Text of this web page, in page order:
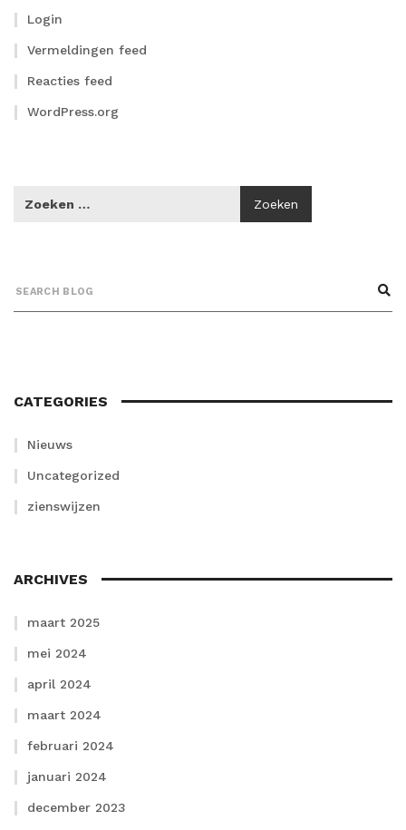
Login
Vermeldingen feed
Reacties feed
WordPress.org
CATEGORIES
Nieuws
Uncategorized
zienswijzen
ARCHIVES
maart 2025
mei 2024
april 2024
maart 2024
februari 2024
januari 2024
december 2023